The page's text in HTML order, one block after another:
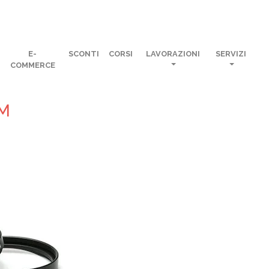
E-
COMMERCE
SCONTI CORSI LAVORAZIONI SERVIZI